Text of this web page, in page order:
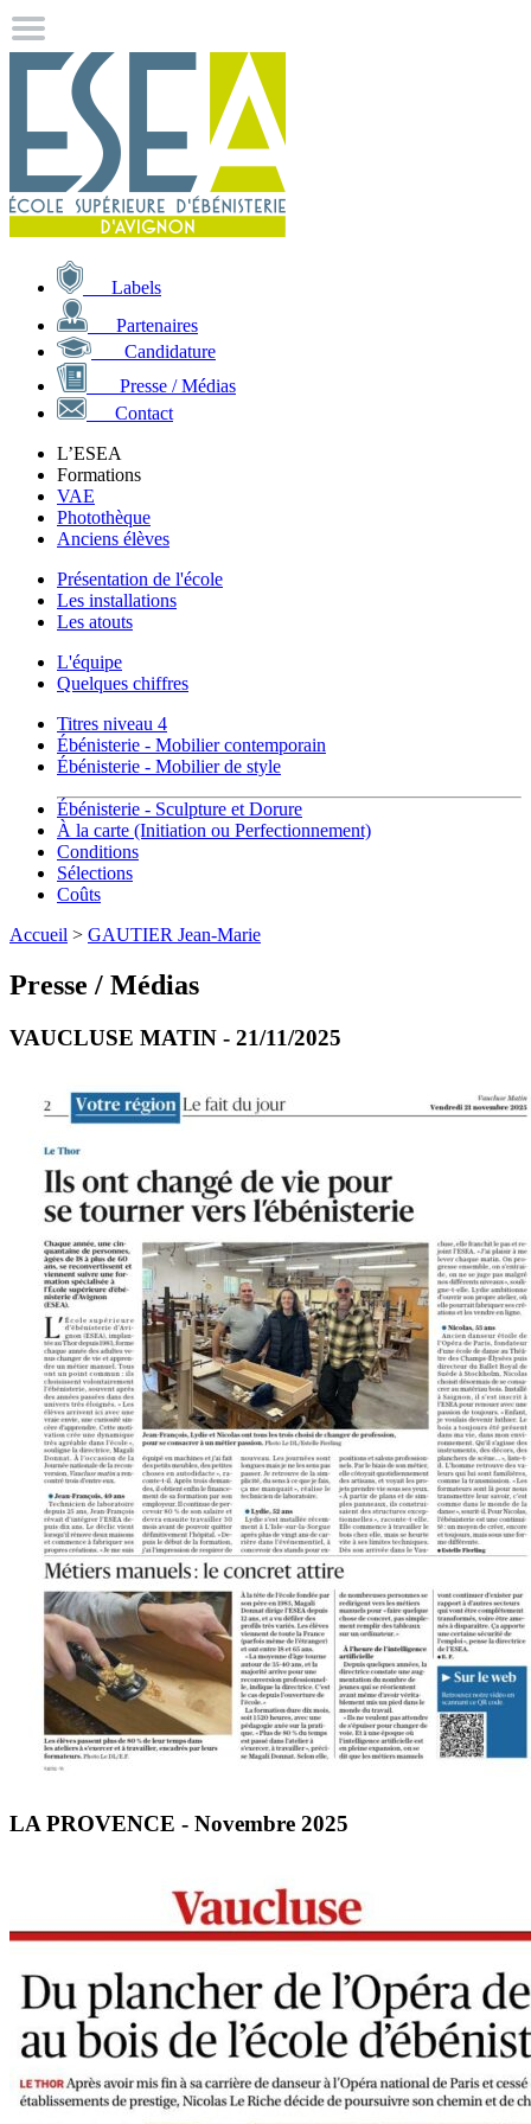
Labels
Partenaires
Candidature
Presse / Médias
Contact
L’ESEA
Formations
VAE
Photothèque
Anciens élèves
Présentation de l'école
Les installations
Les atouts
L'équipe
Quelques chiffres
Titres niveau 4
Ébénisterie - Mobilier contemporain
Ébénisterie - Mobilier de style
Ébénisterie - Sculpture et Dorure
À la carte (Initiation ou Perfectionnement)
Conditions
Sélections
Coûts
Accueil > GAUTIER Jean-Marie
Presse / Médias
VAUCLUSE MATIN - 21/11/2025
LA PROVENCE - Novembre 2025